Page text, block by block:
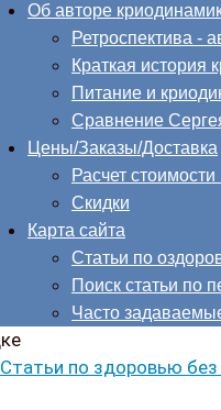
Об авторе
Ретроспектива -
Краткая история
Питание и
Сравнение
Цены/Заказы/Доставка
Расчет
Скидки
Карта сайта
Статьи по
Поиск статьи по
Часто
Статьи по здоровью